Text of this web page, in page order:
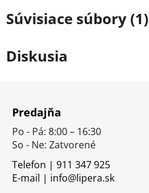
Súvisiace súbory (1)
Diskusia
Predajňa
Po - Pá: 8:00 – 16:30
So - Ne: Zatvorené
Telefon | 911 347 925
E-mail | info@lipera.sk